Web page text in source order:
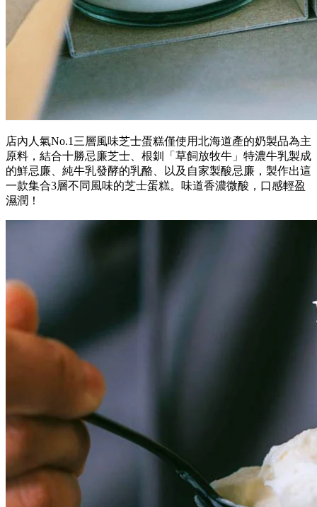
店內人氣No.1三層風味芝士蛋糕僅使用北海道產的奶製品為主
原料，結合十勝忌廉芝士、根釧「草飼放牧牛」特濃牛乳製成
的鮮忌廉、純牛乳發酵的乳酪、以及自家製酸忌廉，製作出這